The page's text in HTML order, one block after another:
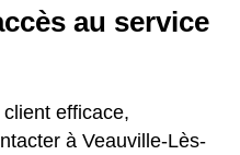
au service
efficace,
à Veauville-Lès-